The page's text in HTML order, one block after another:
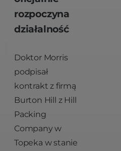
rozpoczyna
działalność
Doktor Morris
podpisał
kontrakt z firmą
Burton Hill z Hill
Packing
Company w
Topeka w stanie